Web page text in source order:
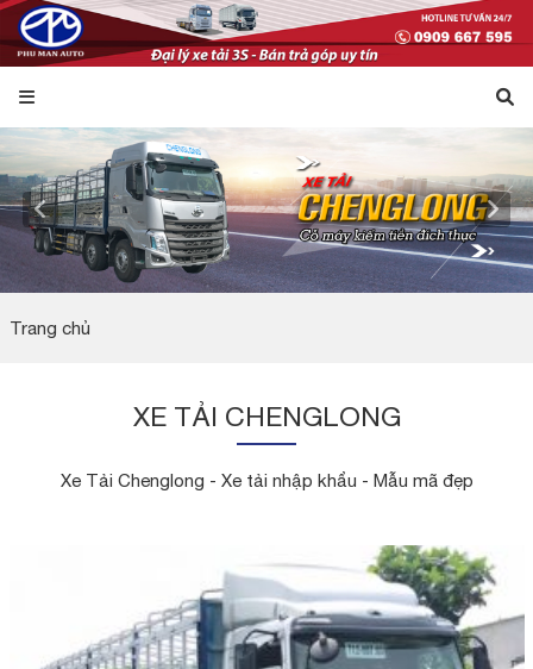
Trang chủ
XE TẢI CHENGLONG
Xe Tải Chenglong - Xe tải nhập khẩu - Mẫu mã đẹp